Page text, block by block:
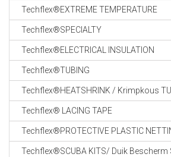
Techflex®EXTREME TEMPERATURE
Techflex®SPECIALTY
Techflex®ELECTRICAL INSULATION
Techflex®TUBING
Techflex®HEATSHRINK / Krimpkous
Techflex® LACING TAPE
Techflex®PROTECTIVE PLASTIC
Techflex®SCUBA KITS/ Duik Bescherm